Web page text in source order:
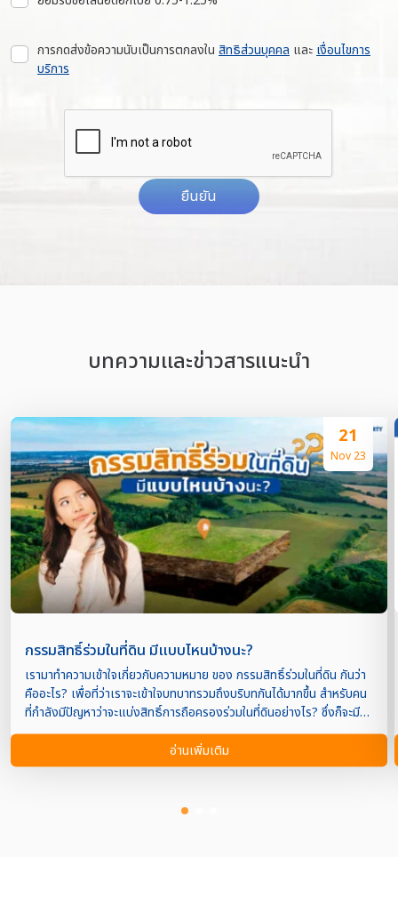
การกดส่งข้อความนับเป็นการตกลงใน สิทธิส่วนบุคคล และ เงื่อนไขการ
บริการ
ยืนยัน
บทความเเละข่าวสารแนะนำ
21
Nov 23
กรรมสิทธิ์ร่วมในที่ดิน มีแบบไหนบ้างนะ?
เรามาทำความเข้าใจเกี่ยวกับความหมาย ของ กรรมสิทธิ์ร่วมในที่ดิน กันว่า
คืออะไร? เพื่อที่ว่าเราจะเข้าใจบทบาทรวมถึงบริบทกันได้มากขึ้น สำหรับคน
ที่กำลังมีปัญหาว่าจะแบ่งสิทธิ์การถือครองร่วมในที่ดินอย่างไร? ซึ่งก็จะมี
หลายรูปแบบด้วยกันค่ะ กรรมสิทธิ์ร่วมในที่ดิน หมายถีง นิติกรรมการซื้อ
การขายหรือเป็นการให้ในที่ดินซึ่งมีลักษณะดังต่อไปนี้ นั่นก็คือ เป็นการขาย
หรือให้ในบางส่วนโดยให้สังเกตดูตรงรายชื่อในหนังสือแสดงสิทธิ์ที่ดิน ว่า
กรรมสิทธิ์ร่วมกันหลายคน . การถือกรรมสิทธิ์ร่วมในที่ดิน แบบต่างๆ มี
อ่านเพิ่มเติม